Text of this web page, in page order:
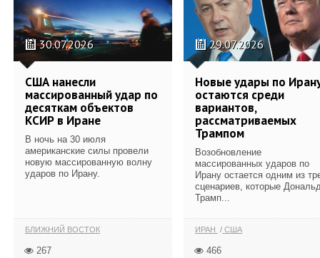
30.07.2026
США нанесли
массированный удар по
десяткам объектов
КСИР в Иране
В ночь на 30 июля
американские силы провели
новую массированную волну
ударов по Ирану.
БЛИЖНИЙ ВОСТОК
267
29.07.2026
Новые удары по
остаются среди
вариантов,
рассматриваемых
Трампом
Возобновление
массированных ударов по
Ирану остается одним из
сценариев, которые
Трамп...
ИРАН США
466